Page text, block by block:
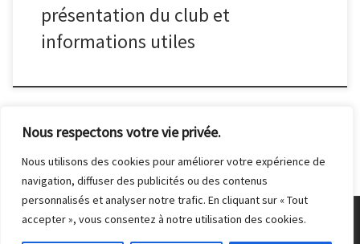
Nous respectons votre vie privée.
Nous utilisons des cookies pour améliorer votre expérience de
navigation, diffuser des publicités ou des contenus
personnalisés et analyser notre trafic. En cliquant sur « Tout
accepter », vous consentez à notre utilisation des cookies.
présentation du club et
informations utiles
© 2026Club Photo de Malakoff– Tous droits réservés